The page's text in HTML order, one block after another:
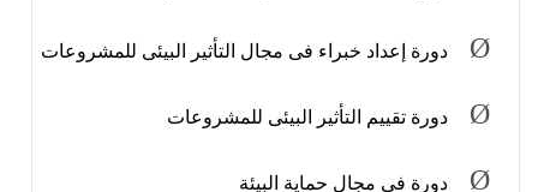
Ø دورة إعداد خبراء فى مجال التأثير البيئى للمشروعات
Ø دورة تقييم التأثير البيئى للمشروعات
Ø دورة فى مجال حماية البيئة